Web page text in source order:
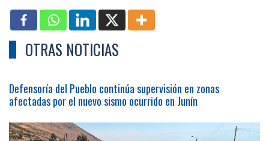
OTRAS NOTICIAS
Defensoría del Pueblo continúa supervisión en zonas
afectadas por el nuevo sismo ocurrido en Junín